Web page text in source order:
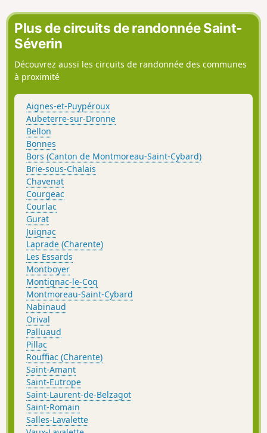
Plus de circuits de randonnée Saint-
Séverin
Découvrez aussi les circuits de randonnée des communes
à proximité
Aignes-et-Puypéroux
Aubeterre-sur-Dronne
Bellon
Bonnes
Bors (Canton de Montmoreau-Saint-Cybard)
Brie-sous-Chalais
Chavenat
Courgeac
Courlac
Gurat
Juignac
Laprade (Charente)
Les Essards
Montboyer
Montignac-le-Coq
Montmoreau-Saint-Cybard
Nabinaud
Orival
Palluaud
Pillac
Rouffiac (Charente)
Saint-Amant
Saint-Eutrope
Saint-Laurent-de-Belzagot
Saint-Romain
Salles-Lavalette